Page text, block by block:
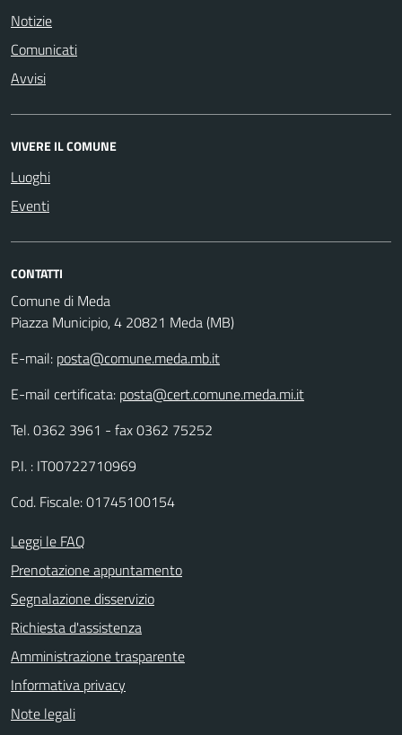
Notizie
Comunicati
Avvisi
VIVERE IL COMUNE
Luoghi
Eventi
CONTATTI
Comune di Meda
Piazza Municipio, 4 20821 Meda (MB)
E-mail: posta@comune.meda.mb.it
E-mail certificata: posta@cert.comune.meda.mi.it
Tel. 0362 3961 - fax 0362 75252
P.I. : IT00722710969
Cod. Fiscale: 01745100154
Leggi le FAQ
Prenotazione appuntamento
Segnalazione disservizio
Richiesta d'assistenza
Amministrazione trasparente
Informativa privacy
Note legali